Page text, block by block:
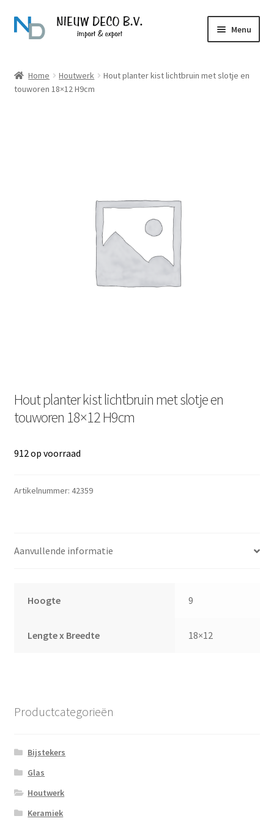
Ga
door
navigatie
Ga
naar
inhoud
Menu
Producten
Home Houtwerk
Hout planter kist lichtbruin met slotje en
touworen 18×12 H9cm
Hout planter kist lichtbruin met slotje en
touworen 18×12 H9cm
912 op voorraad
Artikelnummer: 42359
Aanvullende informatie
Hoogte 9
Lengte x Breedte 18×12
Productcategorieën
Bijstekers
Glas
Houtwerk
Keramiek